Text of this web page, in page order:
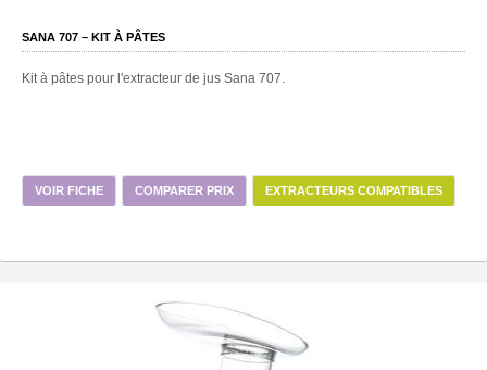
SANA 707 – KIT À PÂTES
Kit à pâtes pour l'extracteur de jus Sana 707.
VOIR FICHE COMPARER PRIX EXTRACTEURS COMPATIBLES